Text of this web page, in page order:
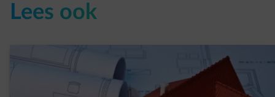
Lees ook